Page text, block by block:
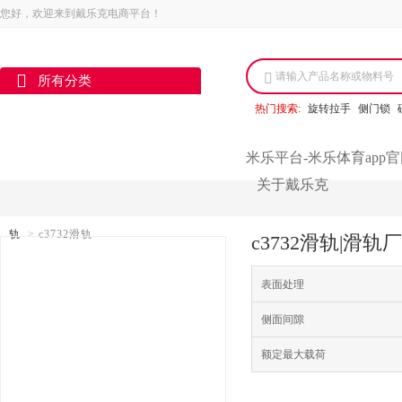
您好，欢迎来到戴乐克电商平台！
所有分类 请输入产品名称或物料号
热门搜索: 旋转拉手 侧门锁
米乐平台-米乐体育app
关于戴乐克
轨 > c3732滑轨 c3732滑轨|滑轨
表面处理
侧面间隙
额定最大载荷